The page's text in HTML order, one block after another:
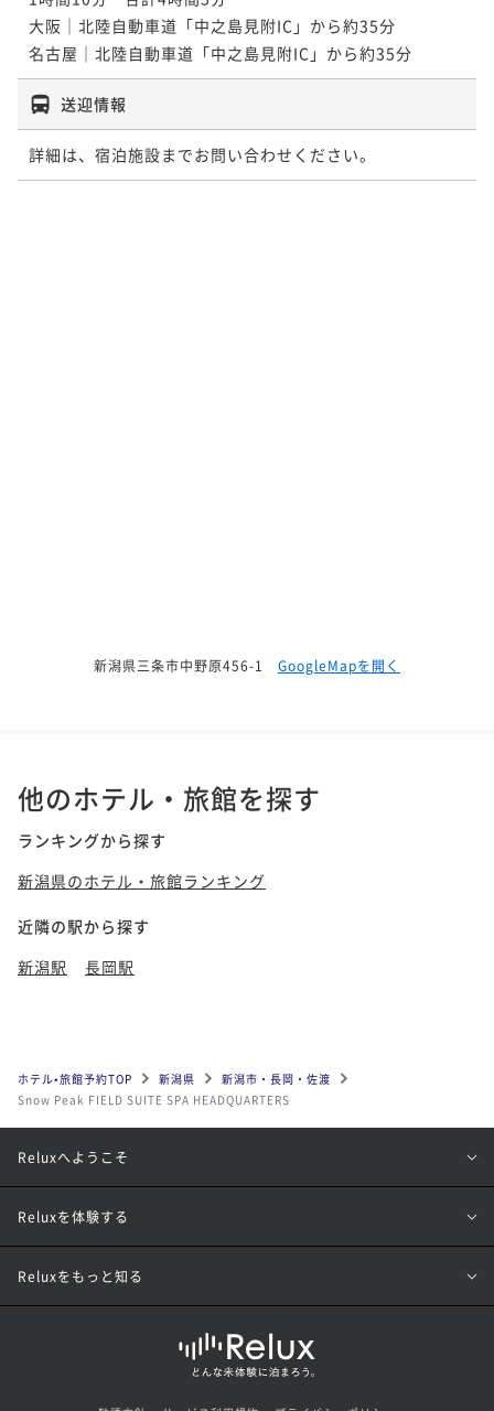
大阪｜北陸自動車道「中之島見附IC」から約35分
名古屋｜北陸自動車道「中之島見附IC」から約35分
送迎情報
詳細は、宿泊施設までお問い合わせください。
新潟県三条市中野原456-1 GoogleMapを開く
他のホテル・旅館を探す
ランキングから探す
新潟県のホテル・旅館ランキング
近隣の駅から探す
新潟駅
長岡駅
ホテル•旅館予約TOP 新潟県
新潟市・長岡・佐渡
Snow Peak FIELD SUITE SPA HEADQUARTERS
Reluxへようこそ
Reluxを体験する
Reluxをもっと知る